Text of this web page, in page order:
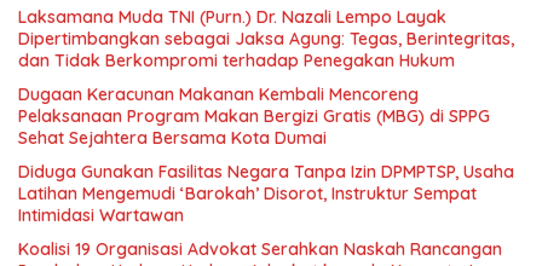
Laksamana Muda TNI (Purn.) Dr. Nazali Lempo Layak
Dipertimbangkan sebagai Jaksa Agung: Tegas, Berintegritas,
dan Tidak Berkompromi terhadap Penegakan Hukum
Dugaan Keracunan Makanan Kembali Mencoreng
Pelaksanaan Program Makan Bergizi Gratis (MBG) di SPPG
Sehat Sejahtera Bersama Kota Dumai
Diduga Gunakan Fasilitas Negara Tanpa Izin DPMPTSP, Usaha
Latihan Mengemudi ‘Barokah’ Disorot, Instruktur Sempat
Intimidasi Wartawan
Koalisi 19 Organisasi Advokat Serahkan Naskah Rancangan